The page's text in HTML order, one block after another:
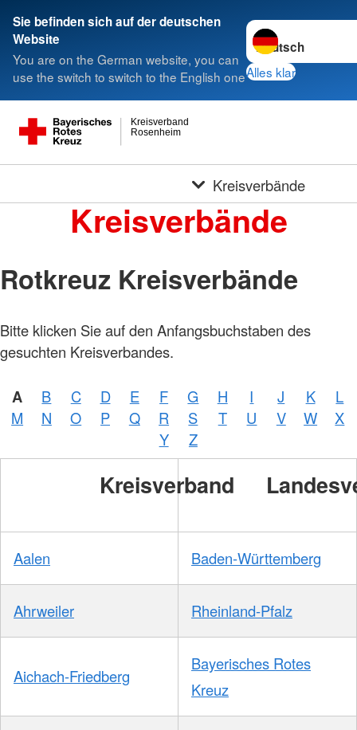
Sie befinden sich auf der deutschen
Website
You are on the German website, you can
use the switch to switch to the English one
Sprache wechseln
Alles klar
Rosenheim
Kreisverband
Kreisverbände
Kreisverbände
Rotkreuz Kreisverbände
Bitte klicken Sie auf den Anfangsbuchstaben des
gesuchten Kreisverbandes.
A B C D E F G H I J K
L
M
N O P Q R S T U V W
X
Y
Z
Kreisverband
Aalen Baden-Württemberg
Ahrweiler Rheinland-Pfalz
Aichach-Friedberg
Bayerisches Rotes
Kreuz